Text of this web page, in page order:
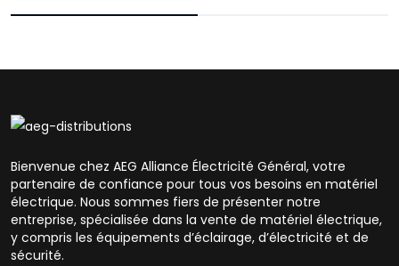
Bienvenue chez AEG Alliance Électricité Général, votre
partenaire de confiance pour tous vos besoins en matériel
électrique. Nous sommes fiers de présenter notre
entreprise, spécialisée dans la vente de matériel électrique,
y compris les équipements d’éclairage, d’électricité et de
sécurité.